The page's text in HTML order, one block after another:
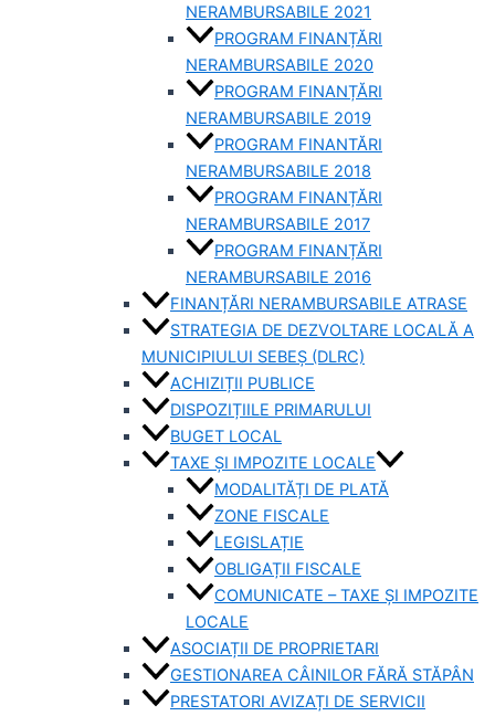
NERAMBURSABILE 2021
PROGRAM FINANȚĂRI
NERAMBURSABILE 2020
PROGRAM FINANȚĂRI
NERAMBURSABILE 2019
PROGRAM FINANTĂRI
NERAMBURSABILE 2018
PROGRAM FINANȚĂRI
NERAMBURSABILE 2017
PROGRAM FINANȚĂRI
NERAMBURSABILE 2016
FINANȚĂRI NERAMBURSABILE ATRASE
STRATEGIA DE DEZVOLTARE LOCALĂ A
MUNICIPIULUI SEBEȘ (DLRC)
ACHIZIȚII PUBLICE
DISPOZIȚIILE PRIMARULUI
BUGET LOCAL
TAXE ȘI IMPOZITE LOCALE
MODALITĂȚI DE PLATĂ
ZONE FISCALE
LEGISLAȚIE
OBLIGAȚII FISCALE
COMUNICATE – TAXE ȘI IMPOZITE
LOCALE
ASOCIAȚII DE PROPRIETARI
GESTIONAREA CÂINILOR FĂRĂ STĂPÂN
PRESTATORI AVIZAȚI DE SERVICII